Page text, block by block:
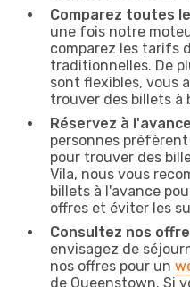
Comparez toutes
une fois notre
comparez les tarifs
traditionnelles. De
sont flexibles, vous
trouver des billets à
Réservez à
personnes
pour trouver des
Vila, nous vous
billets à l'avance
offres et éviter les
Consultez nos
envisagez de
nos offres pour un
de Queenstown. Si